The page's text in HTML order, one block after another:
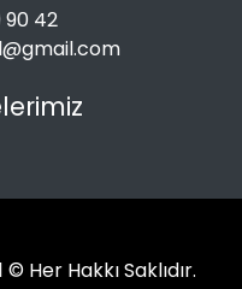
90 42
© Her Hakkı Saklıdır.